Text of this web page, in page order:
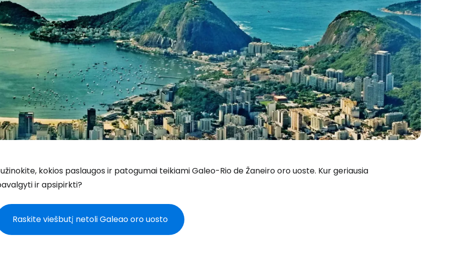
kokios paslaugos ir patogumai teikiami Galeo-Rio de Žaneiro oro uoste. Kur geriausia
ir apsipirkti?
Raskite viešbutį netoli Galeao oro uosto